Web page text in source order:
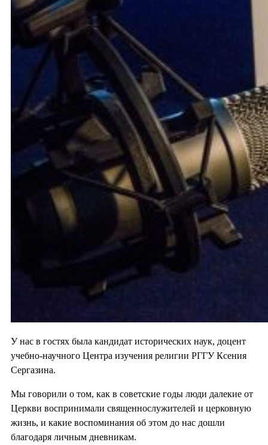
У нас в гостях была кандидат исторических наук, доцент
учебно-научного Центра изучения религии РГГУ Ксения
Сергазина.
Мы говорили о том, как в советские годы люди далекие от
Церкви воспринимали священнослужителей и церковную
жизнь, и какие воспоминания об этом до нас дошли
благодаря личным дневникам.